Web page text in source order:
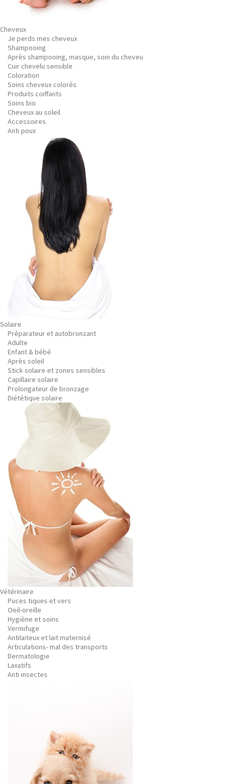
Cheveux
Je perds mes cheveux
Shampooing
Après shampooing, masque, soin du cheveu
Cuir chevelu sensible
Coloration
Soins cheveux colorés
Produits coiffants
Soins bio
Cheveux au soleil
Accessoires
Anti poux
Solaire
Préparateur et autobronzant
Adulte
Enfant & bébé
Après soleil
Stick solaire et zones sensibles
Capillaire solaire
Prolongateur de bronzage
Diététique solaire
Vétérinaire
Puces tiques et vers
Oeil-oreille
Hygiène et soins
Vermifuge
Antilaiteux et lait maternisé
Articulations- mal des transports
Dermatologie
Laxatifs
Anti insectes